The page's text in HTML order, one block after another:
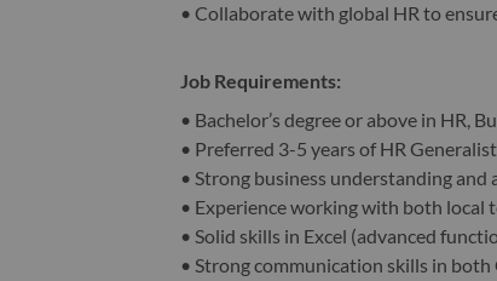
• Collaborate with global HR to
Job Requirements:
• ​Bachelor’s degree or above in HR,
• Preferred 3-5 years of HR
• Strong business understanding
• Experience working with both local
• Solid skills in Excel (advanced
• Strong communication skills in both